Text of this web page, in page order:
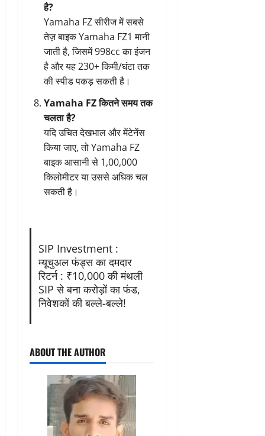
है?
Yamaha FZ सीरीज में सबसे
तेज़ बाइक Yamaha FZ1 मानी
जाती है, जिसमें 998cc का इंजन
है और यह 230+ किमी/घंटा तक
की स्पीड पकड़ सकती है।
Yamaha FZ कितने समय तक
चलता है?
यदि उचित देखभाल और मेंटेनेंस
किया जाए, तो Yamaha FZ
बाइक आसानी से 1,00,000
किलोमीटर या उससे अधिक चल
सकती है।
SIP Investment :
म्यूचुअल फंड्स का दमदार
रिटर्न : ₹10,000 की मंथली
SIP से बना करोड़ों का फंड,
निवेशकों की बल्ले-बल्ले!
ABOUT THE AUTHOR